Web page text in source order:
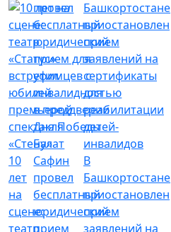
10
лет
на
сцене:
театр
Булат
Сафин
провел
бесплатный
юридический
прием
В
Башкортостане
приостановлен
прием
заявлений на